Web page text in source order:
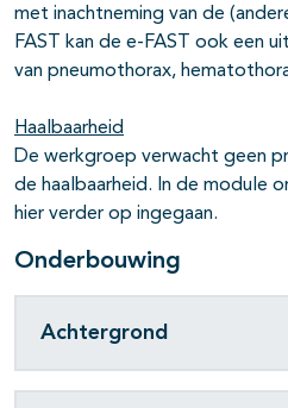
met inachtneming van de
FAST kan de e-FAST ook een
van pneumothorax,
Haalbaarheid
De werkgroep verwacht geen
de haalbaarheid. In de module
hier verder op ingegaan.
Onderbouwing
Achtergrond